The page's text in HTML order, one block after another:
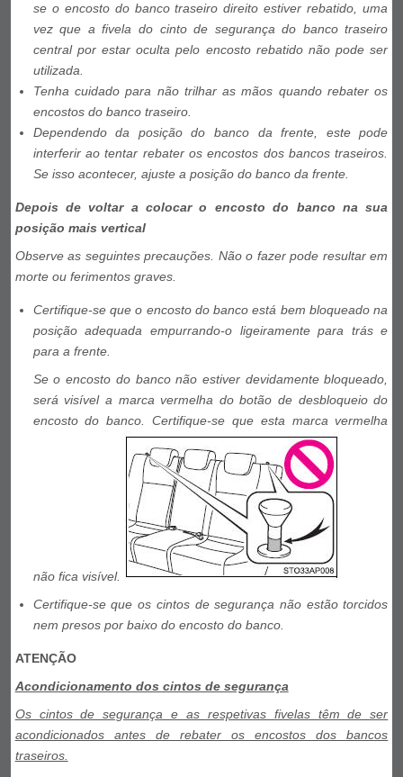
se o encosto do banco traseiro direito estiver rebatido, uma
vez que a fivela do cinto de segurança do banco traseiro
central por estar oculta pelo encosto rebatido não pode ser
utilizada.
Tenha cuidado para não trilhar as mãos quando rebater os
encostos do banco traseiro.
Dependendo da posição do banco da frente, este pode
interferir ao tentar rebater os encostos dos bancos traseiros.
Se isso acontecer, ajuste a posição do banco da frente.
Depois de voltar a colocar o encosto do banco na sua
posição mais vertical
Observe as seguintes precauções. Não o fazer pode resultar em
morte ou ferimentos graves.
Certifique-se que o encosto do banco está bem bloqueado na
posição adequada empurrando-o ligeiramente para trás e
para a frente.
Se o encosto do banco não estiver devidamente bloqueado,
será visível a marca vermelha do botão de desbloqueio do
encosto do banco. Certifique-se que esta marca vermelha
não fica visível.
Certifique-se que os cintos de segurança não estão torcidos
nem presos por baixo do encosto do banco.
ATENÇÃO
Acondicionamento dos cintos de segurança
Os cintos de segurança e as respetivas fivelas têm de ser
acondicionados antes de rebater os encostos dos bancos
traseiros.